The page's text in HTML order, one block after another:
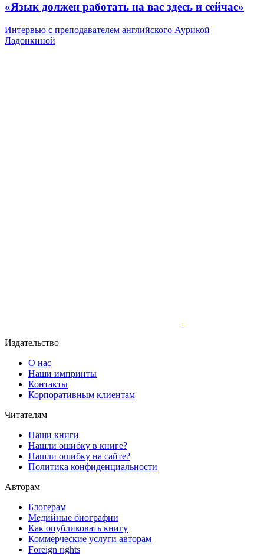
«Язык должен работать на вас здесь и сейчас»
Интервью с преподавателем английского Аурикой
Ладонкиной
Издательство
О нас
Наши импринты
Контакты
Корпоративным клиентам
Читателям
Наши книги
Нашли ошибку в книге?
Нашли ошибку на сайте?
Политика конфиденциальности
Авторам
Блогерам
Медийные биографии
Как опубликовать книгу
Коммерческие услуги авторам
Foreign rights